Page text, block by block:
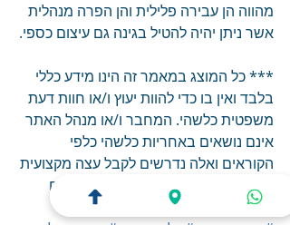
מהווה הן עבירה פלילית והן הפרה מנהלית
אשר ניתן יהיה להטיל בגינה גם עיצום כספי.
*** כל המוצג במאמר זה הינו מידע כללי
בלבד ואין בו כדי להוות יעוץ ו/או חוות דעת
משפטית כלשהי. המחבר ו/או מנהל האתר
אינם נושאים באחריות כלשהי כלפי
הקוראים ואלה נדרשים לקבל עצה מקצועית
לפני כל פעולה המסתמכת על הדברים
האמורים.